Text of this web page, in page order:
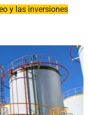
y las inversiones